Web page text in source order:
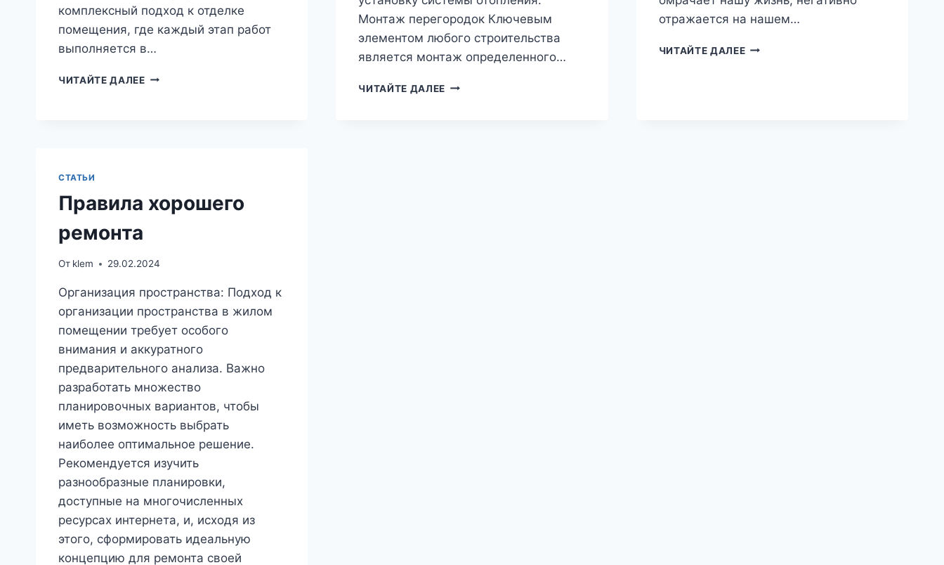
комплексный подход к отделке
помещения, где каждый этап работ
выполняется в…
ЧИТАЙТЕ ДАЛЕЕСДЕЛАТЬ
Монтаж перегородок Ключевым
элементом любого строительства
является монтаж определенного…
ЧИТАЙТЕ ДАЛЕЕ ВНУТРЕННИЕ
отражается на нашем…
ЧИТАЙТЕ ДАЛЕЕРЕМОНТ
СТАТЬИ
Правила хорошего
ремонта
От klem 29.02.2024
Организация пространства: Подход к
организации пространства в жилом
помещении требует особого
внимания и аккуратного
предварительного анализа. Важно
разработать множество
планировочных вариантов, чтобы
иметь возможность выбрать
наиболее оптимальное решение.
Рекомендуется изучить
разнообразные планировки,
доступные на многочисленных
ресурсах интернета, и, исходя из
этого, сформировать идеальную
концепцию для ремонта своей